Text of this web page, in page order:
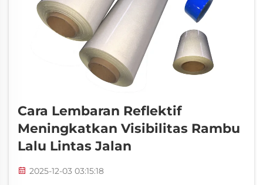
Cara Lembaran Reflektif
Meningkatkan Visibilitas Rambu
Lalu Lintas Jalan
2025-12-03 03:15:18